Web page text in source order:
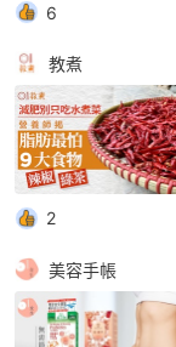
6
教煮
2
美容手帳